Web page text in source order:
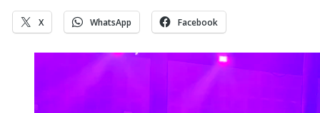
X WhatsApp Facebook